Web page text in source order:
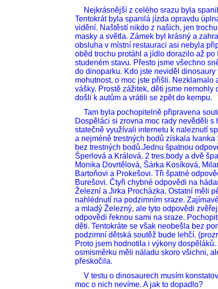
Nejkrásnější z celého srazu byla
Tentokrát byla spanilá jízda opravdu
vidění. Naštěstí nikdo z našich, jen
masky a světla. Zámek byl krásný a
obsluha v místní restauraci asi nebyla
oběd trochu protáhl a jídlo dorazilo až
studeném stavu. Přesto jsme všechno
do dinoparku. Kdo jste neviděl
mohutnost, o moc jste přišli. Nezklamalo
vášky. Prostě zážitek, děti jsme nemohly
došli k autům a vrátili se zpět do kempu.
Tam byla pochopitelně připravena
Dospěláci si zrovna moc rady nevěděli
statečně využívali internetu k naleznutí
a nejméně trestných bodů získala
bez trestných bodů.Jednu špatnou
Šperlová a Králová. 2 tres.body a dvě
Monika Dovrtělová, Šárka Kosíková,
Bartoňovi a Prokešovi. Tři špatné
Burešovi. Čtyři chybné odpovědi na
Železní a Jirka Procházka. Ostatní měli
nahlédnutí na podzimním sraze.
a mladý Železný, ale tyto odpovědi
odpovědi řeknou sami na sraze.
děti. Tentokráte se však neobešla bez
podzimní dětská soutěž bude lehčí.
Proto jsem hodnotila i výkony
osmisměrku měli náladu skoro všichni,
přeskočila.
V testu o dinosaurech musím
moc o nich nevíme. A jak to dopadlo?